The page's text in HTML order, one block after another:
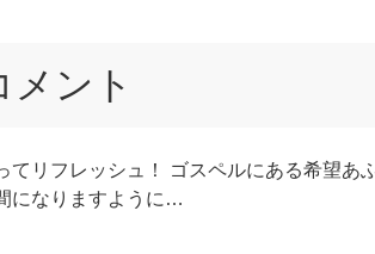
メント
てリフレッシュ！ ゴスペルにある希望あ
になりますように…